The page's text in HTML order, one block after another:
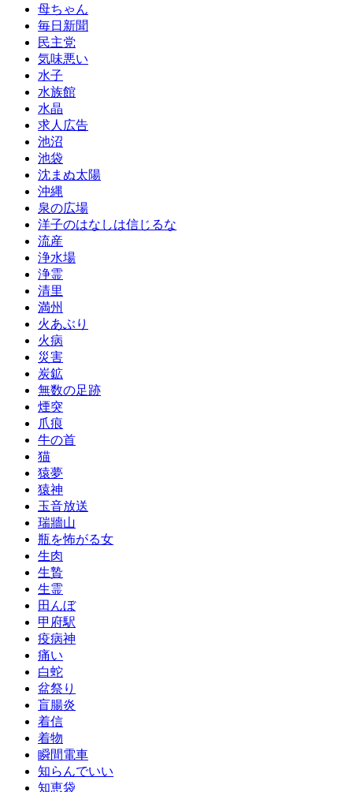
母ちゃん
毎日新聞
民主党
気味悪い
水子
水族館
水晶
求人広告
池沼
池袋
沈まぬ太陽
沖縄
泉の広場
洋子のはなしは信じるな
流産
浄水場
浄霊
清里
満州
火あぶり
火病
災害
炭鉱
無数の足跡
煙突
爪痕
牛の首
猫
猿夢
猿神
玉音放送
瑞牆山
瓶を怖がる女
生肉
生贄
生霊
田んぼ
甲府駅
疫病神
痛い
白蛇
盆祭り
盲腸炎
着信
着物
瞬間電車
知らんでいい
知恵袋